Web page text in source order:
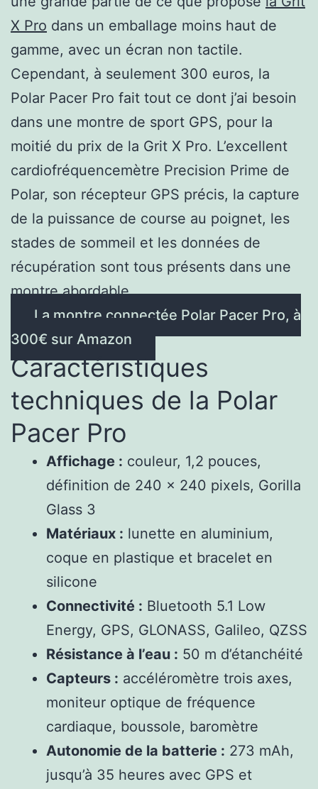
X Pro dans un emballage moins haut de
gamme, avec un écran non tactile.
Cependant, à seulement 300 euros, la
Polar Pacer Pro fait tout ce dont j’ai besoin
dans une montre de sport GPS, pour la
moitié du prix de la Grit X Pro. L’excellent
cardiofréquencemètre Precision Prime de
Polar, son récepteur GPS précis, la capture
de la puissance de course au poignet, les
stades de sommeil et les données de
récupération sont tous présents dans une
montre abordable.
La montre connectée Polar Pacer Pro, à
300€ sur Amazon
Caractéristiques
techniques de la Polar
Pacer Pro
Affichage : couleur, 1,2 pouces,
définition de 240 x 240 pixels, Gorilla
Glass 3
Matériaux : lunette en aluminium,
coque en plastique et bracelet en
silicone
Connectivité : Bluetooth 5.1 Low
Energy, GPS, GLONASS, Galileo, QZSS
Résistance à l’eau : 50 m d’étanchéité
Capteurs : accéléromètre trois axes,
moniteur optique de fréquence
cardiaque, boussole, baromètre
Autonomie de la batterie : 273 mAh,
jusqu’à 35 heures avec GPS et